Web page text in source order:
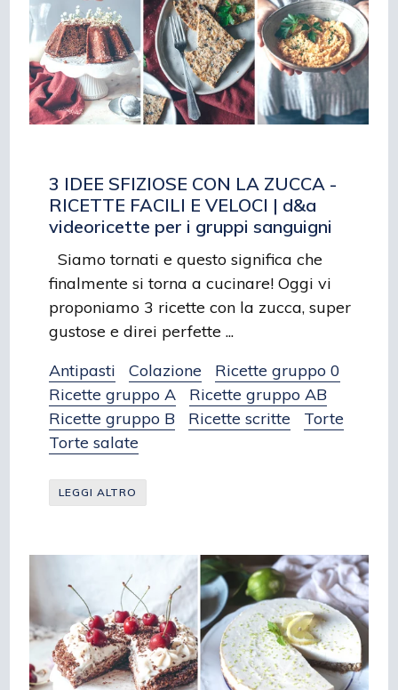
3 IDEE SFIZIOSE CON LA ZUCCA -
RICETTE FACILI E VELOCI | d&a
videoricette per i gruppi sanguigni
Siamo tornati e questo significa che
finalmente si torna a cucinare! Oggi vi
proponiamo 3 ricette con la zucca, super
gustose e direi perfette ...
Antipasti
Colazione
Ricette gruppo 0
Ricette gruppo A
Ricette gruppo AB
Ricette gruppo B
Ricette scritte
Torte
Torte salate
LEGGI ALTRO